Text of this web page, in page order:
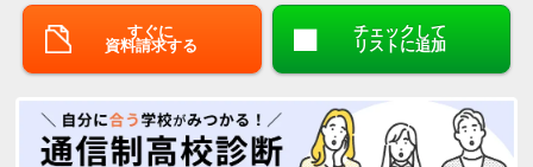
すぐに
資料請求する
チェックして
リストに追加